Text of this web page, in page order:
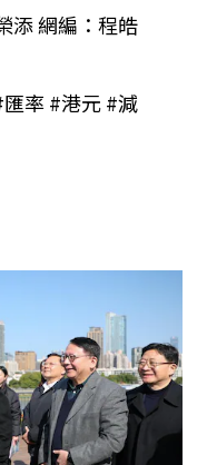
添 網編：程皓
率 #港元 #減